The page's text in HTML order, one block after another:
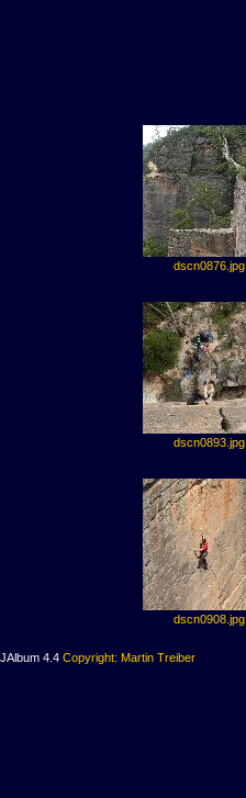
dscn0876.jpg
dscn0893.jpg
dscn0908.jpg
JAlbum 4.4 Copyright: Martin Treiber